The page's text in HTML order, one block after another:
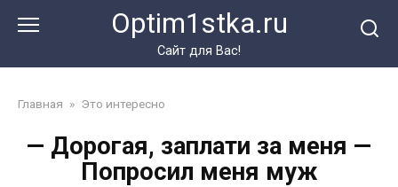
Optim1stka.ru
Сайт для Вас!
Главная » Это интересно
— Дорогая, заплати за меня —
Попросил меня муж